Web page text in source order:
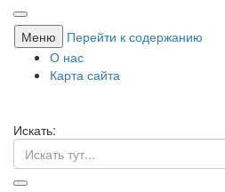
Меню
Перейти к содержанию
О нас
Карта сайта
Искать: